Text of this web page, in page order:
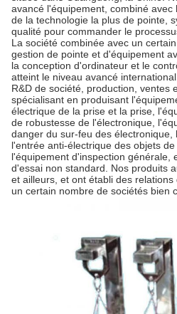
avancé l'équipement, combiné avec
de la technologie la plus de pointe,
qualité pour commander le
La société combinée avec un
gestion de pointe et d'équipement
la conception d'ordinateur et le
atteint le niveau avancé
R&D de société, production, ventes
spécialisant en produisant
électrique de la prise et la prise,
de robustesse de l'électronique,
danger du sur-feu des électronique,
l'entrée anti-électrique des objets de
l'équipement d'inspection générale,
d'essai non standard. Nos produits
et ailleurs, et ont établi des
un certain nombre de sociétés bien